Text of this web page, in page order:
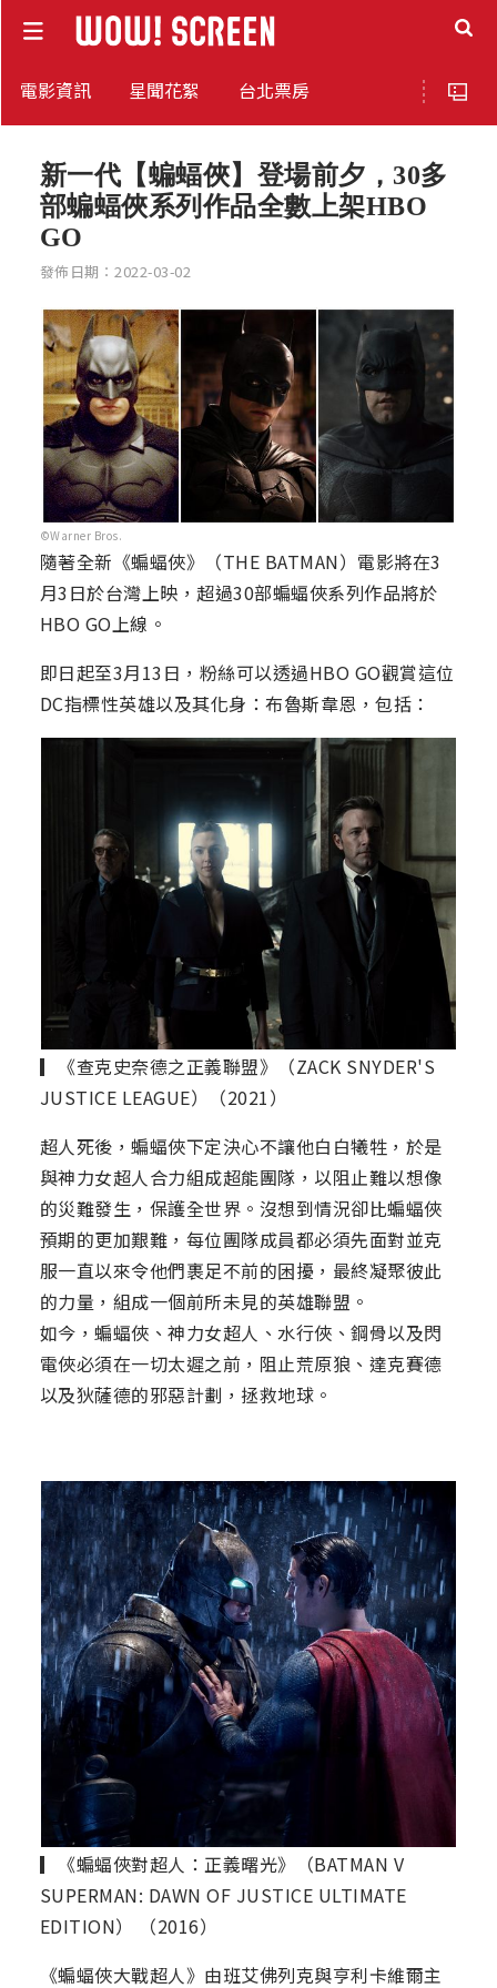
電影資訊 星聞花絮 台北票房
新一代【蝙蝠俠】登場前夕，30多
部蝙蝠俠系列作品全數上架HBO
GO
發佈日期：2022-03-02
©Warner Bros.
隨著全新《蝙蝠俠》（THE BATMAN）電影將在3
月3日於台灣上映，超過30部蝙蝠俠系列作品將於
HBO GO上線。
即日起至3月13日，粉絲可以透過HBO GO觀賞這位
DC指標性英雄以及其化身：布魯斯韋恩，包括：
▎《查克史奈德之正義聯盟》（ZACK SNYDER'S
JUSTICE LEAGUE）（2021）
超人死後，蝙蝠俠下定決心不讓他白白犧牲，於是
與神力女超人合力組成超能團隊，以阻止難以想像
的災難發生，保護全世界。沒想到情況卻比蝙蝠俠
預期的更加艱難，每位團隊成員都必須先面對並克
服一直以來令他們裹足不前的困擾，最終凝聚彼此
的力量，組成一個前所未見的英雄聯盟。
如今，蝙蝠俠、神力女超人、水行俠、鋼骨以及閃
電俠必須在一切太遲之前，阻止荒原狼、達克賽德
以及狄薩德的邪惡計劃，拯救地球。
▎《蝙蝠俠對超人：正義曙光》（BATMAN V
SUPERMAN: DAWN OF JUSTICE ULTIMATE
EDITION） （2016）
《蝙蝠俠大戰超人》由班艾佛列克與亨利卡維爾主